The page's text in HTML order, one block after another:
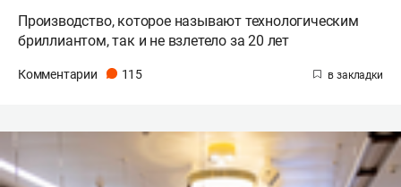
Производство, которое называют технологическим
бриллиантом, так и не взлетело за 20 лет
Комментарии 115